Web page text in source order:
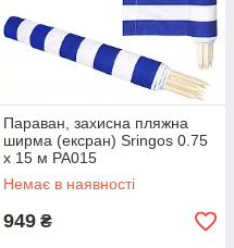
Параван, захисна пляжна
ширма (ексран) Sringos 0.75
x 15 м PA015
Немає в наявності
949 ₴